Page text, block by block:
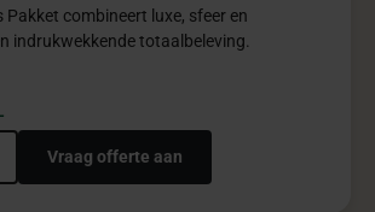
Pakket combineert luxe, sfeer en
indrukwekkende totaalbeleving.
Vraag offerte aan